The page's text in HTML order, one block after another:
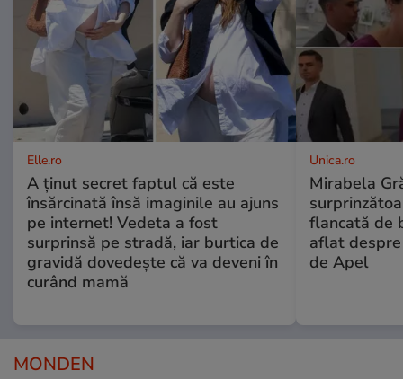
Elle.ro
A ținut secret faptul că este
însărcinată însă imaginile au ajuns
pe internet! Vedeta a fost
surprinsă pe stradă, iar burtica de
gravidă dovedește că va deveni în
curând mamă
Unica.ro
Mirabela
flancată de
aflat
de Apel
MONDEN